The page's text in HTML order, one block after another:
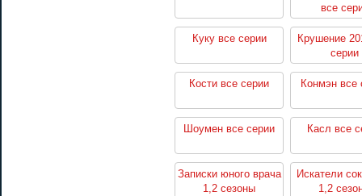
все
Куку все серии
Крушение
серии
Кости все серии Конмэн все
Шоумен все серии Касл все
Записки юного врача
1,2 сезоны
Искатели
1,2